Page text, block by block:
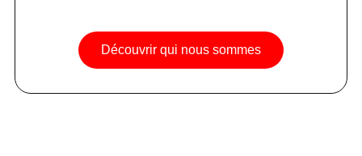
Découvrir qui nous sommes